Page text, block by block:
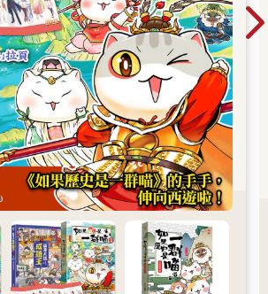
阿木師太太為閃避落石在崩壁處滑了一
茶壺和野菜翻滾下山，直到數十公尺深才
好強的小鐵走在前頭，他一心想把ama和
了山莊不見他倆的身影，還高聲歡呼起來。
人的身影，「呵」與「喲」。發出「呵」
的是阿木師。不幸讓阿木師變糊塗，他煮
什麼調味，由於甜點和醃漬小菜向來都是
現在菜單上，漸漸被客人嫌棄單調。而為
師往往喝了太多酒，任由黃鼠狼把客人的
間感則停留在那天下午――ama將ina平時最
（女性編織的苧麻布）從窗口搬入
後右側的放置柴火之地—那是年輕一代族
法，逝者與生者，魂靈與肉體共居一室。
師也許是放了心而決定忘記一切，一開始
進座墊箱，買酒忘了帶錢，漸漸地他忘了